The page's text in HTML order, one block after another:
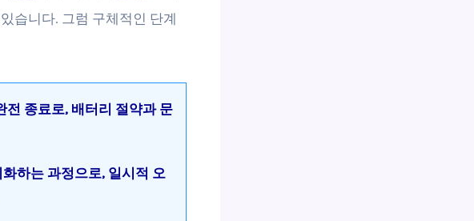
습니다. 그럼 구체적인 단계
전 종료로, 배터리 절약과 문
하는 과정으로, 일시적 오